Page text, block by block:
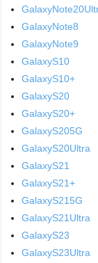
GalaxyNote8
GalaxyNote9
GalaxyS10
GalaxyS10+
GalaxyS20
GalaxyS20+
GalaxyS205G
GalaxyS20Ultra
GalaxyS21
GalaxyS21+
GalaxyS215G
GalaxyS21Ultra
GalaxyS23
GalaxyS23Ultra